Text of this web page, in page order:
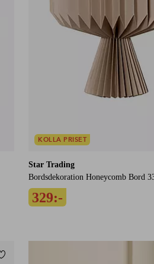
Star Trading
Bordsdekoration Honeycomb Bord
329:-
KOLLA PRISET
Lägg till i favoriter